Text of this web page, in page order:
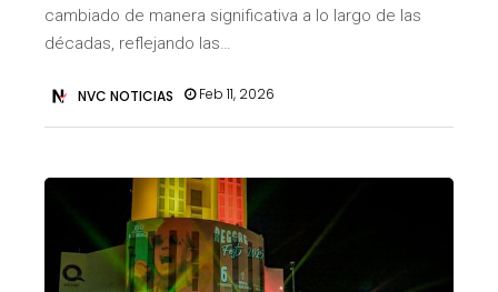
cambiado de manera significativa a lo largo de las
décadas, reflejando las…
NVC NOTICIAS Feb 11, 2026